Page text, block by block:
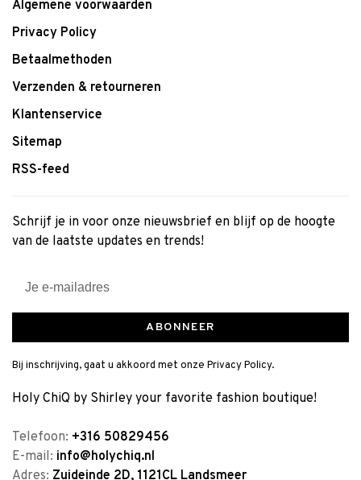
Algemene voorwaarden
Privacy Policy
Betaalmethoden
Verzenden & retourneren
Klantenservice
Sitemap
RSS-feed
Schrijf je in voor onze nieuwsbrief en blijf op de hoogte
van de laatste updates en trends!
ABONNEER
Bij inschrijving, gaat u akkoord met onze Privacy Policy.
Holy ChiQ by Shirley your favorite fashion boutique!
Telefoon: +316 50829456
E-mail: info@holychiq.nl
Adres: Zuideinde 2D, 1121CL Landsmeer